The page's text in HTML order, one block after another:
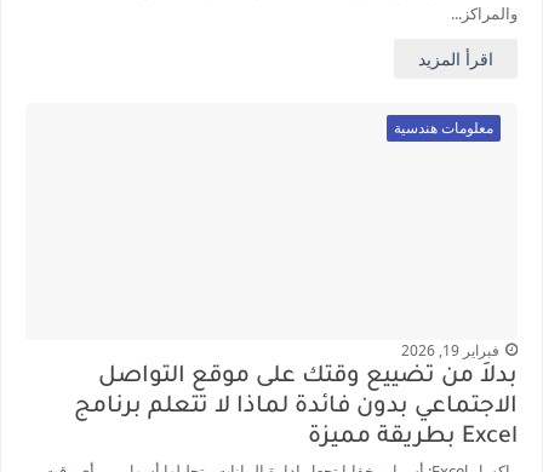
والمراكز...
اقرأ المزيد
معلومات هندسية
فبراير 19, 2026
بدلاً من تضييع وقتك على موقع التواصل
الاجتماعي بدون فائدة لماذا لا تتعلم برنامج
Excel بطريقة مميزة